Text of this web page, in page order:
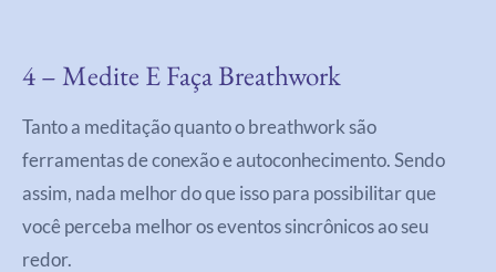
4 – Medite E Faça Breathwork
Tanto a meditação quanto o breathwork são
ferramentas de conexão e autoconhecimento. Sendo
assim, nada melhor do que isso para possibilitar que
você perceba melhor os eventos sincrônicos ao seu
redor.